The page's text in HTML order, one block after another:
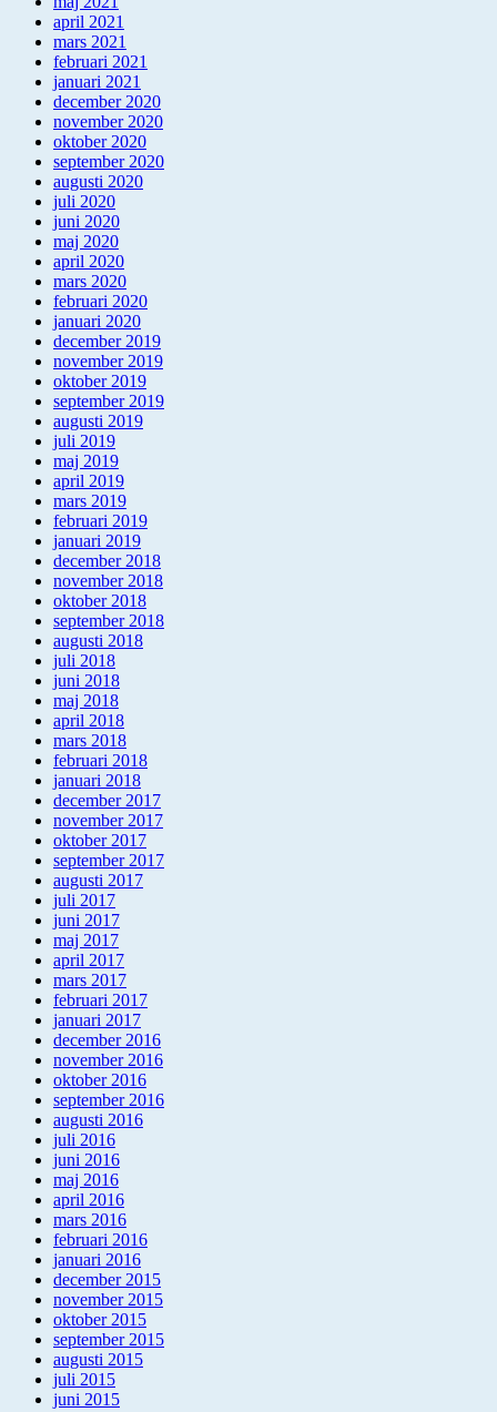
april 2021
mars 2021
februari 2021
januari 2021
december 2020
november 2020
oktober 2020
september 2020
augusti 2020
juli 2020
juni 2020
maj 2020
april 2020
mars 2020
februari 2020
januari 2020
december 2019
november 2019
oktober 2019
september 2019
augusti 2019
juli 2019
maj 2019
april 2019
mars 2019
februari 2019
januari 2019
december 2018
november 2018
oktober 2018
september 2018
augusti 2018
juli 2018
juni 2018
maj 2018
april 2018
mars 2018
februari 2018
januari 2018
december 2017
november 2017
oktober 2017
september 2017
augusti 2017
juli 2017
juni 2017
maj 2017
april 2017
mars 2017
februari 2017
januari 2017
december 2016
november 2016
oktober 2016
september 2016
augusti 2016
juli 2016
juni 2016
maj 2016
april 2016
mars 2016
februari 2016
januari 2016
december 2015
november 2015
oktober 2015
september 2015
augusti 2015
juli 2015
juni 2015